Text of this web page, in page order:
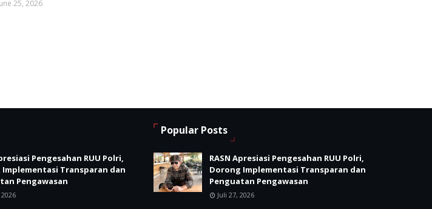
25, 2026
Pengesahan RUU Polri,
Implementasi Transparan dan
Pengawasan
Popular Posts
RASN Apresiasi Pengesahan RUU Polri,
Dorong Implementasi Transparan dan
Penguatan Pengawasan
Juli 27, 2026